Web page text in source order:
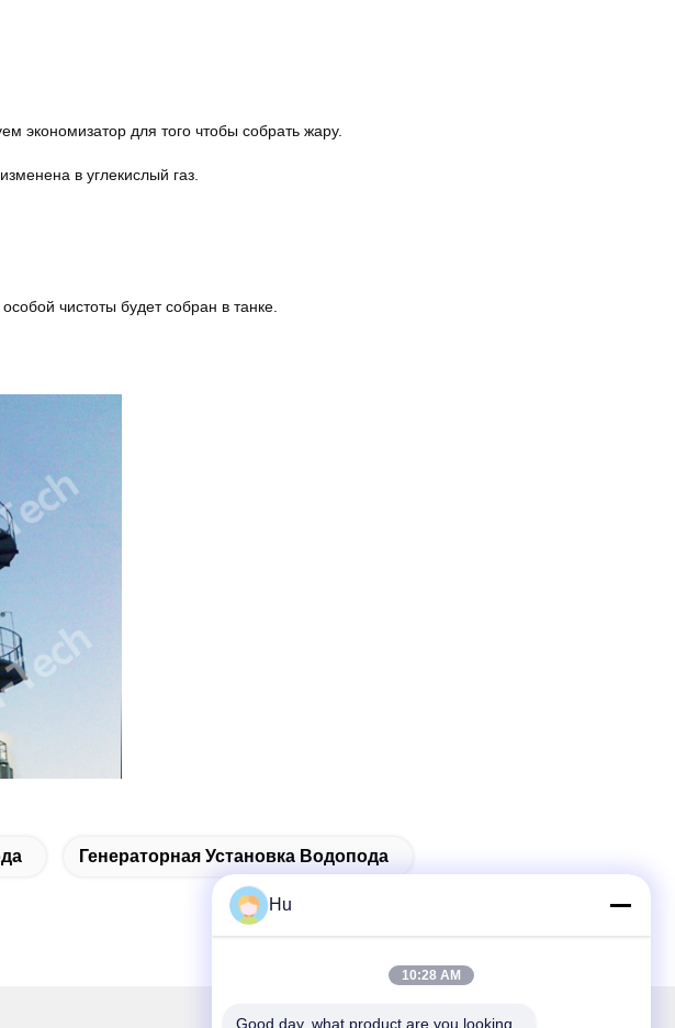
экономизатор для того чтобы собрать жару.
в углекислый газ.
чистоты будет собран в танке.
Генераторная Установка Водопода
Hu
10:28 AM
Good day, what product are you looking